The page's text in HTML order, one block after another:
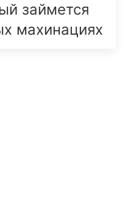
займется
махинациях